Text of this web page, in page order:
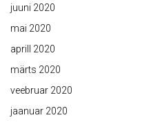
juuni 2020
mai 2020
aprill 2020
märts 2020
veebruar 2020
jaanuar 2020